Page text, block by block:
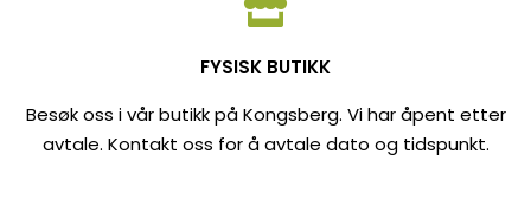
FYSISK BUTIKK
Besøk oss i vår butikk på Kongsberg. Vi har åpent etter
avtale. Kontakt oss for å avtale dato og tidspunkt.